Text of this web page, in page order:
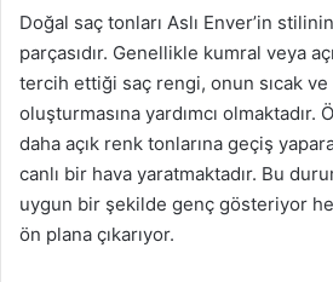
Doğal saç tonları Aslı Enver’in
parçasıdır. Genellikle kumral veya
tercih ettiği saç rengi, onun sıcak
oluşturmasına yardımcı olmaktadır.
daha açık renk tonlarına geçiş
canlı bir hava yaratmaktadır. Bu
uygun bir şekilde genç gösteriyor
ön plana çıkarıyor.